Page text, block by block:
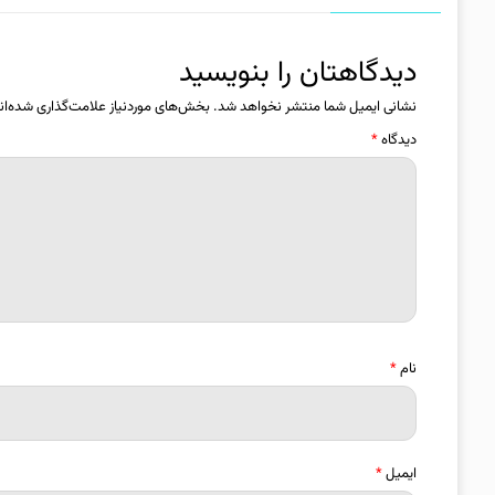
دیدگاهتان را بنویسید
نشانی ایمیل شما منتشر نخواهد شد. بخش‌های موردنیاز علامت‌گذاری
دیدگاه*
نام*
ایمیل*